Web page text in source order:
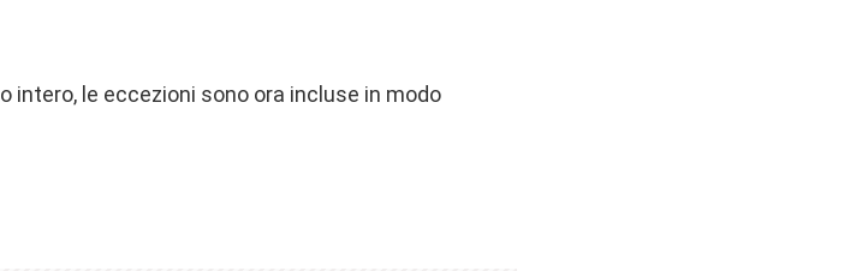
intero, le eccezioni sono ora incluse in modo